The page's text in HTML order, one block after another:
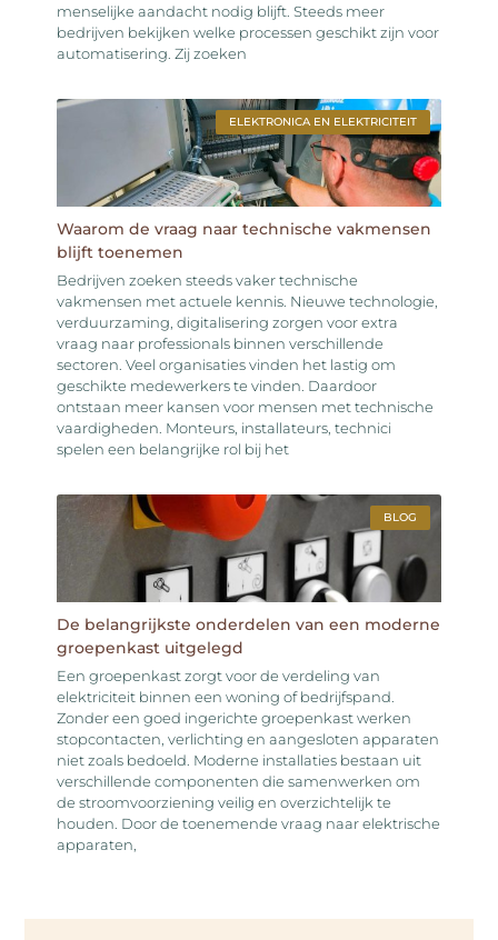
menselijke aandacht nodig blijft. Steeds meer
bedrijven bekijken welke processen geschikt zijn voor
automatisering. Zij zoeken
ELEKTRONICA EN ELEKTRICITEIT
Waarom de vraag naar technische vakmensen
blijft toenemen
Bedrijven zoeken steeds vaker technische
vakmensen met actuele kennis. Nieuwe technologie,
verduurzaming, digitalisering zorgen voor extra
vraag naar professionals binnen verschillende
sectoren. Veel organisaties vinden het lastig om
geschikte medewerkers te vinden. Daardoor
ontstaan meer kansen voor mensen met technische
vaardigheden. Monteurs, installateurs, technici
spelen een belangrijke rol bij het
BLOG
De belangrijkste onderdelen van een moderne
groepenkast uitgelegd
Een groepenkast zorgt voor de verdeling van
elektriciteit binnen een woning of bedrijfspand.
Zonder een goed ingerichte groepenkast werken
stopcontacten, verlichting en aangesloten apparaten
niet zoals bedoeld. Moderne installaties bestaan uit
verschillende componenten die samenwerken om
de stroomvoorziening veilig en overzichtelijk te
houden. Door de toenemende vraag naar elektrische
apparaten,